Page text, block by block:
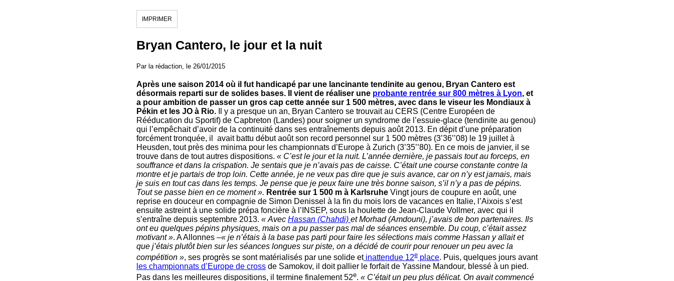
IMPRIMER
Bryan Cantero, le jour et la nuit
Par la rédaction, le 26/01/2015
Après une saison 2014 où il fut handicapé par une lancinante tendinite au genou, Bryan Cantero est
désormais reparti sur de solides bases. Il vient de réaliser une probante rentrée sur 800 mètres à Lyon, et
a pour ambition de passer un gros cap cette année sur 1 500 mètres, avec dans le viseur les Mondiaux à
Pékin et les JO à Rio. Il y a presque un an, Bryan Cantero se trouvait au CERS (Centre Européen de
Rééducation du Sportif) de Capbreton (Landes) pour soigner un syndrome de l’essuie-glace (tendinite au genou)
qui l’empêchait d’avoir de la continuité dans ses entraînements depuis août 2013. En dépit d’une préparation
forcément tronquée, il avait battu début août son record personnel sur 1 500 mètres (3’36’’08) le 19 juillet à
Heusden, tout près des minima pour les championnats d’Europe à Zurich (3’35’’80). En ce mois de janvier, il se
trouve dans de tout autres dispositions. « C’est le jour et la nuit. L’année dernière, je passais tout au forceps, en
souffrance et dans la crispation. Je sentais que je n’avais pas de caisse. C’était une course constante contre la
montre et je partais de trop loin. Cette année, je ne veux pas dire que je suis avance, car on n’y est jamais, mais
je suis en tout cas dans les temps. Je pense que je peux faire une très bonne saison, s’il n’y a pas de pépins.
Tout se passe bien en ce moment ». Rentrée sur 1 500 m à Karlsruhe Vingt jours de coupure en août, une
reprise en douceur en compagnie de Simon Denissel à la fin du mois lors de vacances en Italie, l’Aixois s’est
ensuite astreint à une solide prépa foncière à l’INSEP, sous la houlette de Jean-Claude Vollmer, avec qui il
s’entraîne depuis septembre 2013. « Avec Hassan (Chahdi) et Morhad (Amdouni), j’avais de bon partenaires. Ils
ont eu quelques pépins physiques, mais on a pu passer pas mal de séances ensemble. Du coup, c’était assez
motivant ». A Allonnes –« je n’étais à la base pas parti pour faire les sélections mais comme Hassan y allait et
que j’étais plutôt bien sur les séances longues sur piste, on a décidé de courir pour renouer un peu avec la
compétition », ses progrès se sont matérialisés par une solide etinattendue 12e place. Puis, quelques jours avant
les championnats d’Europe de cross de Samokov, il doit pallier le forfait de Yassine Mandour, blessé à un pied.
Pas dans les meilleures dispositions, il termine finalement 52e. « C’était un peu plus délicat. On avait commencé